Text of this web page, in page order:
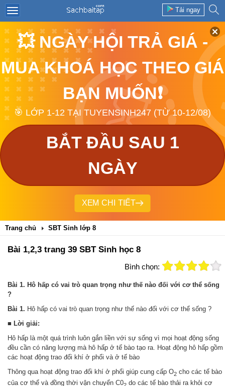
Tải ngay
💥 NGÀY HỘI TRẢ GIÁ -
MUA KHOÁ HỌC THEO GIÁ
BẠN MUỐN❗
🎯 LỚP 1-12 TẠI TUYENSINH247 (TỪ 10-12/08)
BẮT ĐẦU SAU 1
NGÀY
XEM CHI TIẾT
Trang chủ SBT Sinh lớp 8
Bài 1,2,3 trang 39 SBT Sinh học 8
Bình chọn:
Bài 1. Hô hấp có vai trò quan trọng như thế nào đối với cơ thể sống
?
Bài 1. Hô hấp có vai trò quan trọng như thế nào đối với cơ thể sống ?
■ Lời giải:
Hô hấp là một quá trình luôn gắn liền với sự sống vì mọi hoạt động sống
đều cần có năng lượng mà hô hấp ở tế bào tạo ra. Hoạt động hô hấp gồm
các hoạt động trao đổi khí ở phổi và ở tế bào
Thông qua hoạt động trao đổi khí ở phổi giúp cung cấp O2 cho các tế bào
của cơ thể và đồng thời vận chuyển C02 do các tế bào thải ra khỏi cơ